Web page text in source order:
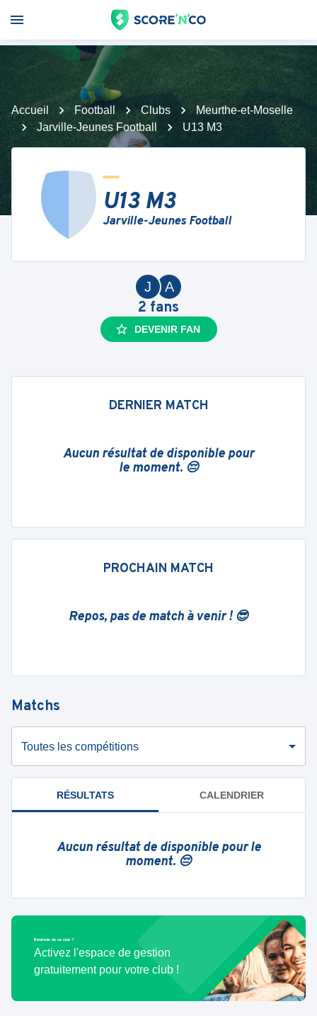
Accueil Football Clubs
Meurthe-et-Moselle
Jarville-Jeunes Football
U13 M3
U13 M3
Jarville-Jeunes Football
A
J
2 fans
DEVENIR FAN
DERNIER MATCH
Aucun résultat de disponible pour
le moment. 😔
PROCHAIN MATCH
Repos, pas de match à venir ! 😎
Matchs
Toutes les compétitions
RÉSULTATS CALENDRIER
Aucun résultat de disponible pour le
moment. 😔
Bénévole de ce club ?
Activez l'espace de gestion
gratuitement pour votre club !